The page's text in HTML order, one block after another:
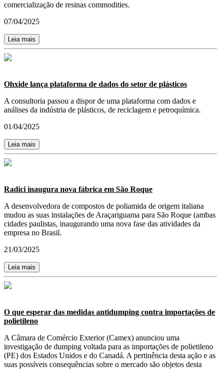
comercialização de resinas commodities.
07/04/2025
Leia mais
Ohxide lança plataforma de dados do setor de plásticos
A consultoria passou a dispor de uma plataforma com dados e
análises da indústria de plásticos, de reciclagem e petroquímica.
01/04/2025
Leia mais
Radici inaugura nova fábrica em São Roque
A desenvolvedora de compostos de poliamida de origem italiana
mudou as suas instalações de Araçariguama para São Roque (ambas
cidades paulistas, inaugurando uma nova fase das atividades da
empresa no Brasil.
21/03/2025
Leia mais
O que esperar das medidas antidumping contra importações de
polietileno
A Câmara de Comércio Exterior (Camex) anunciou uma
investigação de dumping voltada para as importações de polietileno
(PE) dos Estados Unidos e do Canadá. A pertinência desta ação e as
suas possíveis consequências sobre o mercado são objetos desta